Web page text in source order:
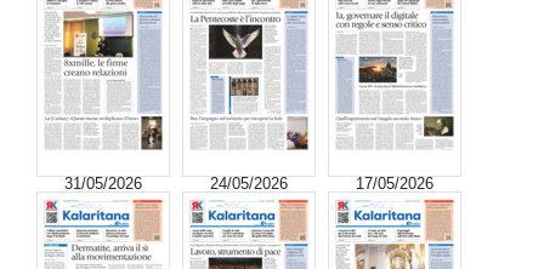
31/05/2026 24/05/2026 17/05/2026